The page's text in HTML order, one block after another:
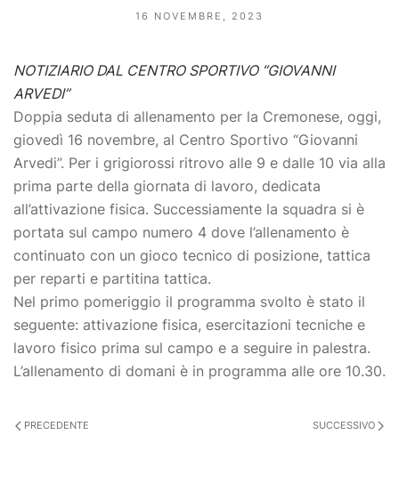
16 NOVEMBRE, 2023
NOTIZIARIO DAL CENTRO SPORTIVO “GIOVANNI
ARVEDI”
Doppia seduta di allenamento per la Cremonese, oggi,
giovedì 16 novembre, al Centro Sportivo “Giovanni
Arvedi”. Per i grigiorossi ritrovo alle 9 e dalle 10 via alla
prima parte della giornata di lavoro, dedicata
all’attivazione fisica. Successiamente la squadra si è
portata sul campo numero 4 dove l’allenamento è
continuato con un gioco tecnico di posizione, tattica
per reparti e partitina tattica.
Nel primo pomeriggio il programma svolto è stato il
seguente: attivazione fisica, esercitazioni tecniche e
lavoro fisico prima sul campo e a seguire in palestra.
L’allenamento di domani è in programma alle ore 10.30.
PRECEDENTE SUCCESSIVO